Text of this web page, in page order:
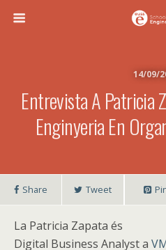
14/09/
Entrevista A Patricia
Enginyeria En
Share Tweet
La Patricia Zapata és
Digital Business Analyst a